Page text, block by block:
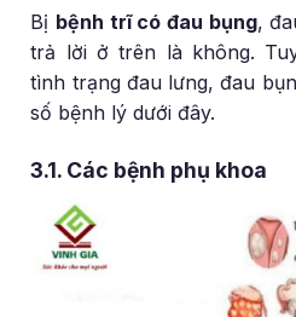
Bị bệnh trĩ có đau bụng,
trả lời ở trên là không.
tình trạng đau lưng, đau
số bệnh lý dưới đây.
3.1. Các bệnh phụ khoa